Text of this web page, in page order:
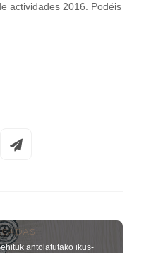
actividades 2016. Podéis
antolatutako ikus-